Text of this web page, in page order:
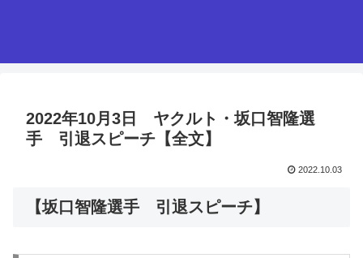
2022年10月3日 ヤクルト・坂口智隆選
手 引退スピーチ【全文】
2022.10.03
【坂口智隆選手 引退スピーチ】